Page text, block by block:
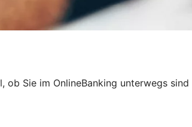
ob Sie im OnlineBanking unterwegs sind